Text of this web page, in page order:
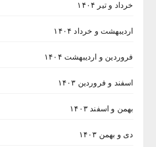
خرداد و تیر ۱۴۰۴
اردیبهشت و خرداد ۱۴۰۴
فروردین و اردیبهشت ۱۴۰۴
اسفند و فروردین ۱۴۰۳
بهمن و اسفند ۱۴۰۳
دی و بهمن ۱۴۰۳